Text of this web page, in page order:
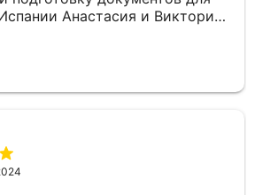
режиме, цель достигнута,
за вашу работу!
Анастасия и Виктория,
человечность ,
терпение) Компанию